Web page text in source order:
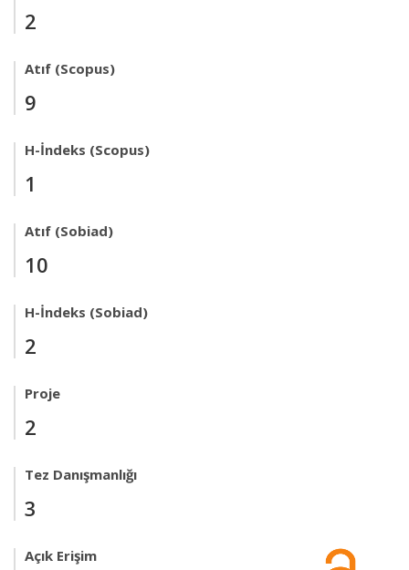
2
Atıf (Scopus)
9
H-İndeks (Scopus)
1
Atıf (Sobiad)
10
H-İndeks (Sobiad)
2
Proje
2
Tez Danışmanlığı
3
Açık Erişim